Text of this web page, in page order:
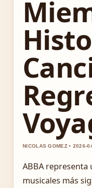
NICOLAS GOMEZ • 2026-
ABBA representa
musicales más